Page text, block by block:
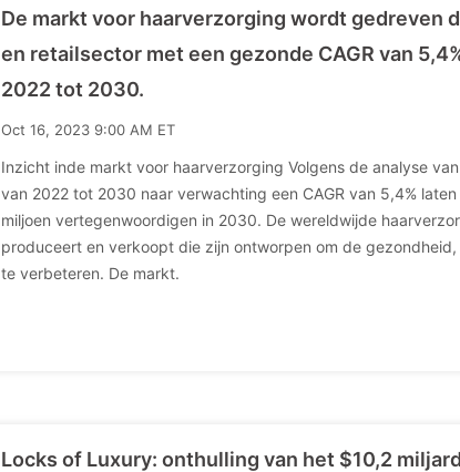
De markt voor haarverzorging wordt gedreven
en retailsector met een gezonde CAGR van
2022 tot 2030.
Oct 16, 2023 9:00 AM ET
Inzicht inde markt voor haarverzorging Volgens de analyse
van 2022 tot 2030 naar verwachting een CAGR van 5,4%
miljoen vertegenwoordigen in 2030. De wereldwijde
produceert en verkoopt die zijn ontworpen om de
te verbeteren. De markt.
Locks of Luxury: onthulling van het $10,2